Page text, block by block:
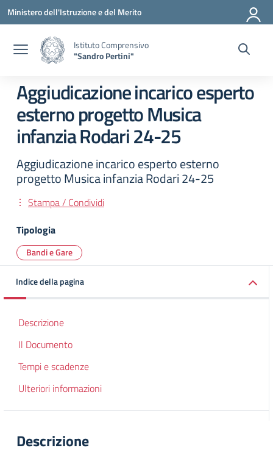
Vai ai contenuti
Vai al menu di navigazione
Vai al footer
Ministero dell'Istruzione e del Merito
Istituto Comprensivo
"Sandro Pertini"
Aggiudicazione incarico esperto
esterno progetto Musica
infanzia Rodari 24-25
Aggiudicazione incarico esperto esterno
progetto Musica infanzia Rodari 24-25
Stampa / Condividi
Tipologia
Bandi e Gare
Indice della pagina
Descrizione
Il Documento
Tempi e scadenze
Ulteriori informazioni
Descrizione